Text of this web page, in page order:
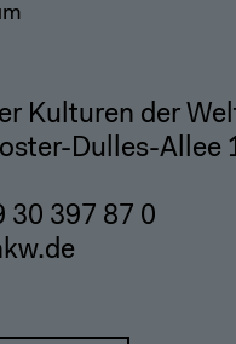
Kulturen der
Dulles-Allee
30 397 87 0